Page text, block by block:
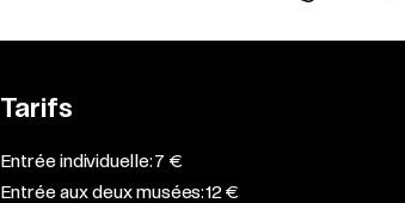
Tarifs
Entrée individuelle: 7 €
Entrée aux deux musées: 12 €